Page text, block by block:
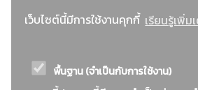
เว็บไซต์นี้มีการใช้งานคุกกี้ เรียนรู้เพิ่ม
พื้นฐาน (จำเป็นกับการใช้งาน)
..ยอดนิยม..
: วิธีเฉพาะเจาะจง